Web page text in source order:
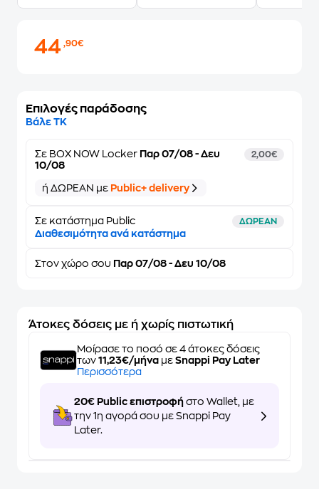
44,90€
Επιλογές παράδοσης
Βάλε ΤΚ
Σε BOX NOW Locker Παρ 07/08 - Δευ
10/08
2,00€
ή ΔΩΡΕΑΝ με Public+ delivery
Σε κατάστημα Public ΔΩΡΕΑΝ
Διαθεσιμότητα ανά κατάστημα
Στον χώρο σου Παρ 07/08 - Δευ 10/08
Άτοκες δόσεις με ή χωρίς πιστωτική
Μοίρασε το ποσό σε 4 άτοκες δόσεις
των 11,23€/μήνα με Snappi Pay Later
Περισσότερα
20€ Public επιστροφή στο Wallet, με
την 1η αγορά σου με Snappi Pay
Later.